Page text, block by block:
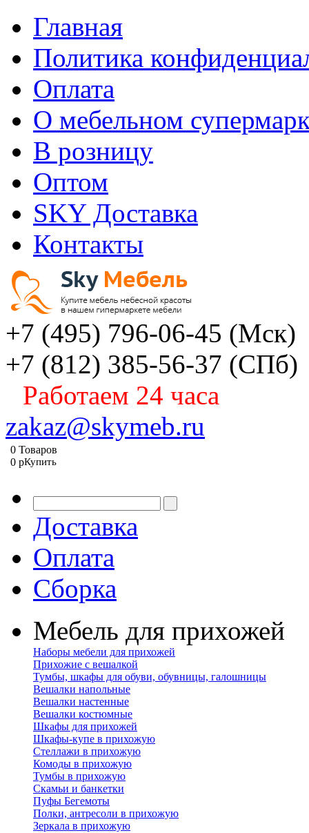
Главная
Политика
Оплата
О мебельном
В розницу
Оптом
SKY Доставка
Контакты
+7 (495) 796-06-45 (Мск)
+7 (812) 385-56-37 (СПб)
Работаем 24 часа
zakaz@skymeb.ru
0 Товаров
0 pКупить
Доставка
Оплата
Сборка
Мебель для прихожей
Наборы мебели для прихожей
Прихожие с вешалкой
Тумбы, шкафы для обуви, обувницы, галошницы
Вешалки напольные
Вешалки настенные
Вешалки костюмные
Шкафы для прихожей
Шкафы-купе в прихожую
Стеллажи в прихожую
Комоды в прихожую
Тумбы в прихожую
Скамьи и банкетки
Пуфы Бегемоты
Полки, антресоли в прихожую
Зеркала в прихожую